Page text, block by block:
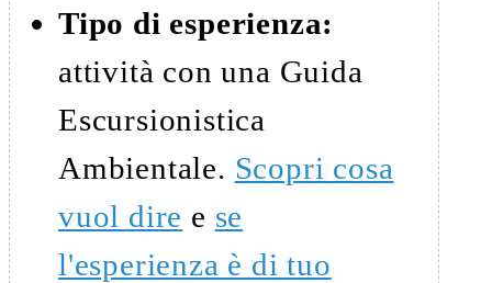
Tipo di esperienza:
attività con una Guida
Escursionistica
Ambientale. Scopri cosa
vuol dire e se
l'esperienza è di tuo